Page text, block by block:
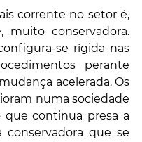
corrente no setor é,
muito conservadora.
se rígida nas
perante
acelerada. Os
numa sociedade
que continua presa a
conservadora que se